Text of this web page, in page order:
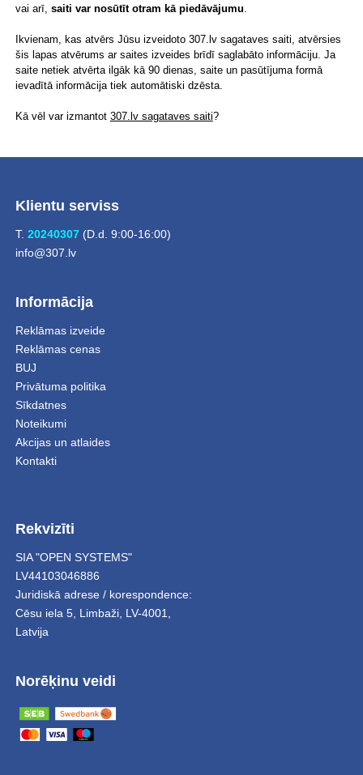
vai arī, saiti var nosūtīt otram kā piedāvājumu
Ikvienam, kas atvērs Jūsu izveidoto 307.lv sagataves saiti, atvērsies
šis lapas atvērums ar saites izveides brīdī saglabāto informāciju. Ja
saite netiek atvērta ilgāk kā 90 dienas, saite un pasūtījuma formā
ievadītā informācija tiek automātiski dzēsta.
Kā vēl var izmantot 307.lv sagataves saiti?
Klientu serviss
T. 20240307(D.d. 9:00-16:00)
info@307.lv
Informācija
Reklāmas izveide
Reklāmas cenas
BUJ
Privātuma politika
Sīkdatnes
Noteikumi
Akcijas un atlaides
Kontakti
Rekvizīti
SIA "OPEN SYSTEMS"
LV44103046886
Juridiskā adrese / korespondence:
Cēsu iela 5, Limbaži, LV-4001,
Latvija
Norēķinu veidi